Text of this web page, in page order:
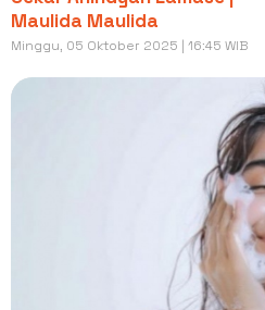
Maulida Maulida
Minggu, 05 Oktober 2025 | 16:45 WIB